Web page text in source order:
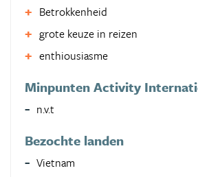
Betrokkenheid
grote keuze in reizen
enthiousiasme
Minpunten Activity
n.v.t
Bezochte landen
Vietnam